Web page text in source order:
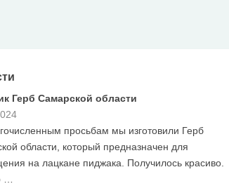
Герб Самарской области
просьбам мы изготовили Герб
области, который предназначен для
на лацкане пиджака. Получилось красиво.
…